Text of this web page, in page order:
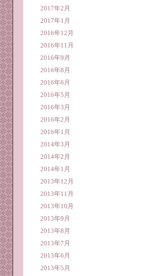
2017年2月
2017年1月
2016年12月
2016年11月
2016年9月
2016年8月
2016年6月
2016年5月
2016年3月
2016年2月
2016年1月
2014年3月
2014年2月
2014年1月
2013年12月
2013年11月
2013年10月
2013年9月
2013年8月
2013年7月
2013年6月
2013年5月